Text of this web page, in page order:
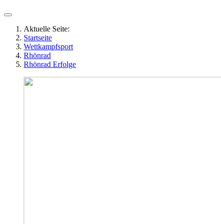
Aktuelle Seite:
Startseite
Wettkampfsport
Rhönrad
Rhönrad Erfolge